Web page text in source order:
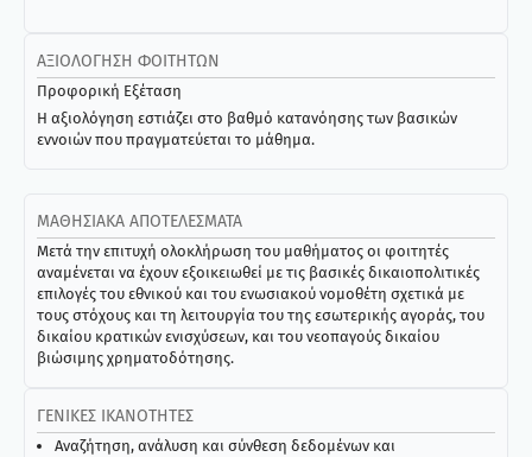
ΑΞΙΟΛΌΓΗΣΗ ΦΟΙΤΗΤΏΝ
Προφορική Εξέταση
Η αξιολόγηση εστιάζει στο βαθμό κατανόησης των βασικών
εννοιών που πραγματεύεται το μάθημα.
ΜΑΘΗΣΙΑΚΆ ΑΠΟΤΕΛΈΣΜΑΤΑ
Μετά την επιτυχή ολοκλήρωση του μαθήματος οι φοιτητές
αναμένεται να έχουν εξοικειωθεί με τις βασικές δικαιοπολιτικές
επιλογές του εθνικού και του ενωσιακού νομοθέτη σχετικά με
τους στόχους και τη λειτουργία του της εσωτερικής αγοράς, του
δικαίου κρατικών ενισχύσεων, και του νεοπαγούς δικαίου
βιώσιμης χρηματοδότησης.
ΓΕΝΙΚΈΣ ΙΚΑΝΌΤΗΤΕΣ
Αναζήτηση, ανάλυση και σύνθεση δεδομένων και